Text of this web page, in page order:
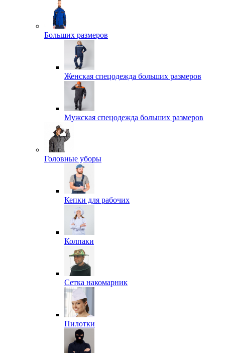
Больших размеров
Женская спецодежда больших размеров
Мужская спецодежда больших размеров
Головные уборы
Кепки для рабочих
Колпаки
Сетка накомарник
Пилотки